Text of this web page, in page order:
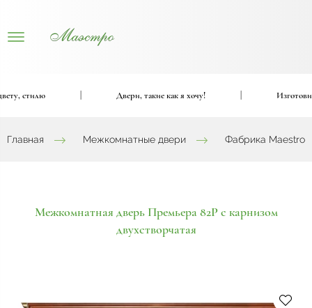
стилю Двери, такие как я хочу! Изготовим
Главная Межкомнатные двери Фабрика Maestro
Межкомнатная дверь Премьера 82Р с карнизом
двухстворчатая